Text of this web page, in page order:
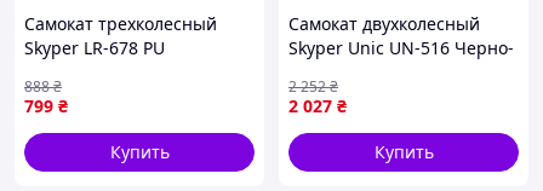
Самокат трехколесный
Skyper LR-678 PU
799 ₴
888₴
Купить
Самокат двухколесный
Skyper Unic UN-516 Черно-
2 027 ₴
2 252₴
Купить